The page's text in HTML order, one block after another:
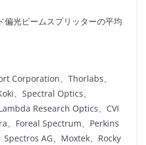
偏光ビームスプリッターの平均
Corporation、Thorlabs、
、Spectral Optics、
Research Optics、CVI
、Foreal Spectrum、Perkins
AG、Moxtek、Rocky